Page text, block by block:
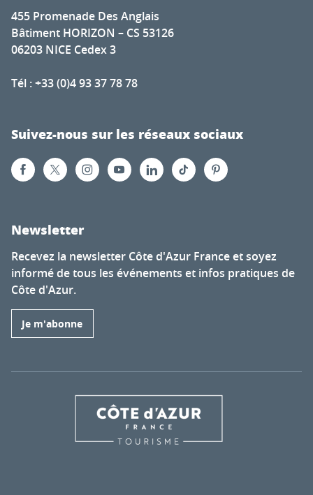
455 Promenade Des Anglais
Bâtiment HORIZON – CS 53126
06203 NICE Cedex 3
Tél : +33 (0)4 93 37 78 78
Suivez-nous sur les réseaux sociaux
Newsletter
Recevez la newsletter Côte d'Azur France et soyez
informé de tous les événements et infos pratiques de
Côte d'Azur.
Je m'abonne